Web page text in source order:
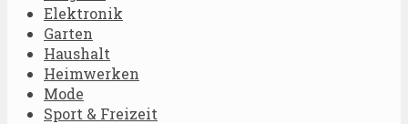
Elektronik
Garten
Haushalt
Heimwerken
Mode
Sport & Freizeit